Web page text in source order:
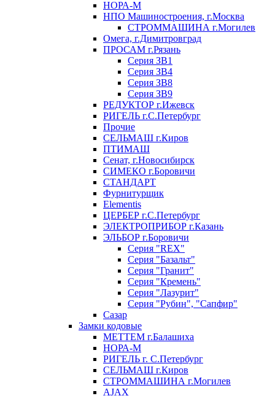
НОРА-М
НПО Машиностроения, г.Москва
СТРОММАШИНА г.Могилев
Омега, г.Димитровград
ПРОСАМ г.Рязань
Серия ЗВ1
Серия ЗВ4
Серия ЗВ8
Серия ЗВ9
РЕДУКТОР г.Ижевск
РИГЕЛЬ г.С.Петербург
Прочие
СЕЛЬМАШ г.Киров
ПТИМАШ
Сенат, г.Новосибирск
СИМЕКО г.Боровичи
СТАНДАРТ
Фурнитурщик
Elementis
ЦЕРБЕР г.С.Петербург
ЭЛЕКТРОПРИБОР г.Казань
ЭЛЬБОР г.Боровичи
Серия "REX"
Серия "Базальт"
Серия "Гранит"
Серия "Кремень"
Серия "Лазурит"
Серия "Рубин", "Сапфир"
Сазар
Замки кодовые
МЕТТЕМ г.Балашиха
НОРА-М
РИГЕЛЬ г. С.Петербург
СЕЛЬМАШ г.Киров
СТРОММАШИНА г.Могилев
AJAX